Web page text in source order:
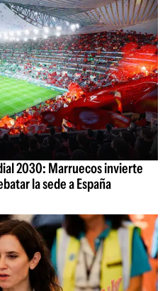
2030: Marruecos invierte
la sede a España